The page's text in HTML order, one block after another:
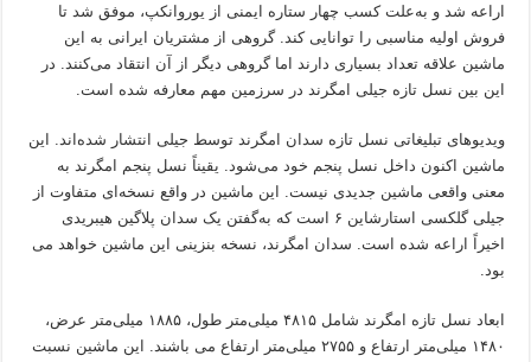
اراعه شد و به‌علت کسب چهار ستاره ایمنی از یوروانکپ، موفق شد تا
فروش اولیه مناسبی را توانایی کند. گروهی از مشتریان ایرانی به این
ماشین علاقه تعداد بسیاری دارند اما گروهی دیگر از آن انتقاد می‌کنند. در
این بین نسل تازه جیلی امگرند در سرزمین مهم معارفه شده است.
ویدیوهای تبلیغاتی نسل تازه سدان امگرند توسط جیلی انتشار شده‌اند. این
ماشین اکنون داخل نسل پنجم خود می‌شود. یقیناً نسل پنجم امگرند به
معنی واقعی ماشین جدیدی نیست. این ماشین در واقع نسخه‌ای متفاوت از
جیلی گلکسی استارشاین ۶ است که به‌گفتن یک سدان پلاگین هیبریدی
اخیراً اراعه شده است. سدان امگرند، نسخه بنزینی این ماشین خواهد می
بود.
ابعاد نسل تازه امگرند شامل ۴۸۱۵ میلی‌متر طول، ۱۸۸۵ میلی‌متر عرض،
۱۴۸۰ میلی‌متر ارتفاع و ۲۷۵۵ میلی‌متر ارتفاع می باشند. این ماشین نسبت